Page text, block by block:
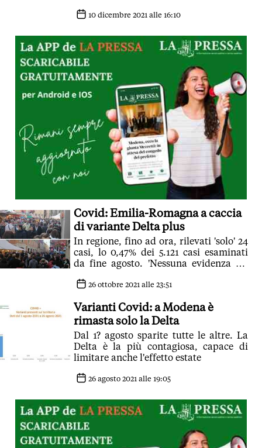
10 dicembre 2021 alle 16:10
Covid: Emilia-Romagna a caccia
di variante Delta plus
In regione, fino ad ora, rilevati 'solo' 24
casi, lo 0,47% dei 5.121 casi esaminati
da fine agosto. 'Nessuna evidenza sia
26 ottobre 2021 alle 23:51
Varianti Covid: a Modena è
rimasta solo la Delta
Dal 1? agosto sparite tutte le altre. La
Delta è la più contagiosa, capace di
limitare anche l'effetto estate
26 agosto 2021 alle 19:05